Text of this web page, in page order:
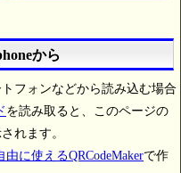
から
フォンなどから読み込む場合
を読み取ると、このページの
れます。
由に使えるQRCodeMakerで作